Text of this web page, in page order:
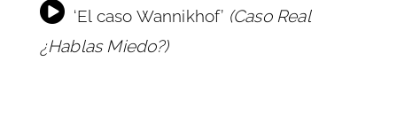
‘El caso Wannikhof’ (Caso Real
¿Hablas Miedo?)